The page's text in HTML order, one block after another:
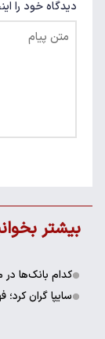
دیدگاه خود را
بیشتر
کدام بانک‌ها در
سایپا گران